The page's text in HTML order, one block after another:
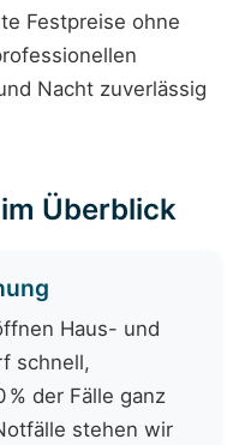
Festpreise ohne
Nacht zuverlässig
Überblick
Haus- und
schnell,
% der Fälle ganz
stehen wir